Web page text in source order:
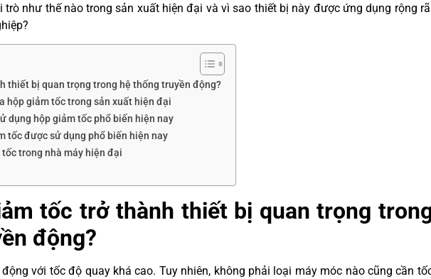
như thế nào trong sản xuất hiện đại và vì sao thiết bị này được ứng dụng rộng
thiết bị quan trọng trong hệ thống truyền động?
hộp giảm tốc trong sản xuất hiện đại
dụng hộp giảm tốc phổ biến hiện nay
tốc được sử dụng phổ biến hiện nay
trong nhà máy hiện đại
tốc trở thành thiết bị quan trọng
động?
với tốc độ quay khá cao. Tuy nhiên, không phải loại máy móc nào cũng cần